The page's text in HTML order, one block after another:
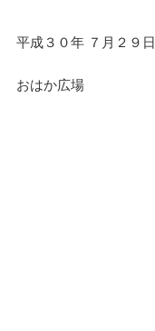
平成３０年 ７月２９日
おはか広場